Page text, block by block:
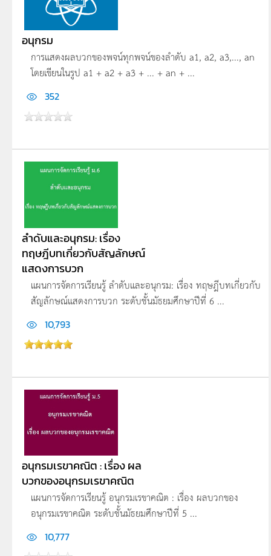
อนุกรม
การแสดงผลบวกของพจน์ทุกพจน์ของลำดับ a1, a2, a3,..., an
โดยเขียนในรูป a1 + a2 + a3 + ... + an + ...
352
ลำดับและอนุกรม: เรื่อง
ทฤษฎีบทเกี่ยวกับสัญลักษณ์
แสดงการบวก
แผนการจัดการเรียนรู้ ลำดับและอนุกรม: เรื่อง ทฤษฎีบทเกี่ยวกับ
สัญลักษณ์แสดงการบวก ระดับชั้นมัธยมศึกษาปีที่ 6 ...
10,793
อนุกรมเรขาคณิต : เรื่อง ผล
บวกของอนุกรมเรขาคณิต
แผนการจัดการเรียนรู้ อนุกรมเรขาคณิต : เรื่อง ผลบวกของ
อนุกรมเรขาคณิต ระดับชั้นมัธยมศึกษาปีที่ 5 ...
10,777